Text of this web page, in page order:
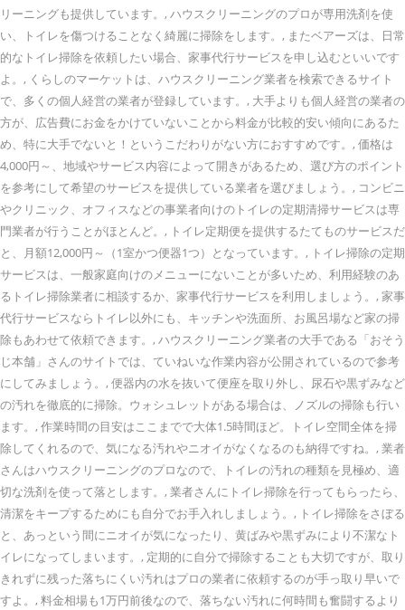
リーニングも提供しています。, ハウスクリーニングのプロが専用洗剤を使
い、トイレを傷つけることなく綺麗に掃除をします。, またベアーズは、日常
的なトイレ掃除を依頼したい場合、家事代行サービスを申し込むといいです
よ。, くらしのマーケットは、ハウスクリーニング業者を検索できるサイト
で、多くの個人経営の業者が登録しています。, 大手よりも個人経営の業者の
方が、広告費にお金をかけていないことから料金が比較的安い傾向にあるた
め、特に大手でないと！というこだわりがない方におすすめです。, 価格は
4,000円～、地域やサービス内容によって開きがあるため、選び方のポイント
を参考にして希望のサービスを提供している業者を選びましょう。, コンビニ
やクリニック、オフィスなどの事業者向けのトイレの定期清掃サービスは専
門業者が行うことがほとんど。, トイレ定期便を提供するたてものサービスだ
と、月額12,000円～（1室かつ便器1つ）となっています。, トイレ掃除の定期
サービスは、一般家庭向けのメニューにないことが多いため、利用経験のあ
るトイレ掃除業者に相談するか、家事代行サービスを利用しましょう。, 家事
代行サービスならトイレ以外にも、キッチンや洗面所、お風呂場など家の掃
除もあわせて依頼できます。, ハウスクリーニング業者の大手である「おそう
じ本舗」さんのサイトでは、ていねいな作業内容が公開されているので参考
にしてみましょう。, 便器内の水を抜いて便座を取り外し、尿石や黒ずみなど
の汚れを徹底的に掃除。ウォシュレットがある場合は、ノズルの掃除も行い
ます。, 作業時間の目安はここまでで大体1.5時間ほど。トイレ空間全体を掃
除してくれるので、気になる汚れやニオイがなくなるのも納得ですね。, 業者
さんはハウスクリーニングのプロなので、トイレの汚れの種類を見極め、適
切な洗剤を使って落とします。, 業者さんにトイレ掃除を行ってもらったら、
清潔をキープするためにも自分でお手入れしましょう。, トイレ掃除をさぼる
と、あっという間にニオイが気になったり、黄ばみや黒ずみにより不潔なト
イレになってしまいます。, 定期的に自分で掃除することも大切ですが、取り
きれずに残った落ちにくい汚れはプロの業者に依頼するのが手っ取り早いで
すよ。, 料金相場も1万円前後なので、落ちない汚れに何時間も奮闘するより